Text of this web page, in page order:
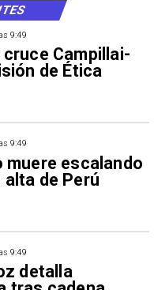
9:49
Campillai-
de Ética
9:49
muere escalando
de Perú
9:49
detalla